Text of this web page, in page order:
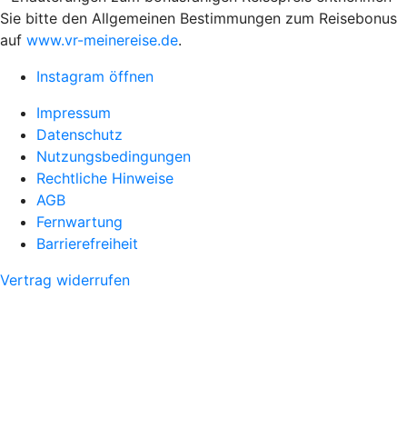
Sie bitte den Allgemeinen Bestimmungen zum Reisebonus
auf www.vr-meinereise.de.
Instagram öffnen
Impressum
Datenschutz
Nutzungsbedingungen
Rechtliche Hinweise
AGB
Fernwartung
Barrierefreiheit
Vertrag widerrufen